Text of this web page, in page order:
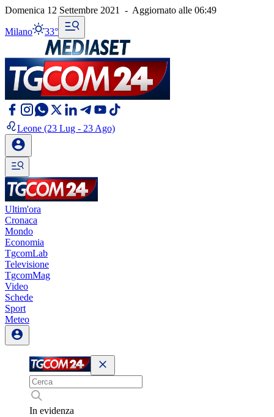
Domenica 12 Settembre 2021 - Aggiornato alle 06:49
Milano 33°
Leone (23 Lug - 23 Ago)
Ultim'ora
Cronaca
Mondo
Economia
TgcomLab
Televisione
TgcomMag
Video
Schede
Sport
Meteo
In evidenza